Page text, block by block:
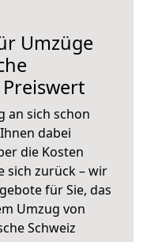
Umzüge
an sich schon
dabei
die Kosten
sich zurück – wir
für Sie, das
Umzug von
Schweiz